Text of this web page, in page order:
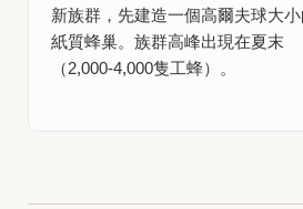
新族群，先建造一個高爾夫球大小
紙質蜂巢。族群高峰出現在夏末
（2,000-4,000隻工蜂）。